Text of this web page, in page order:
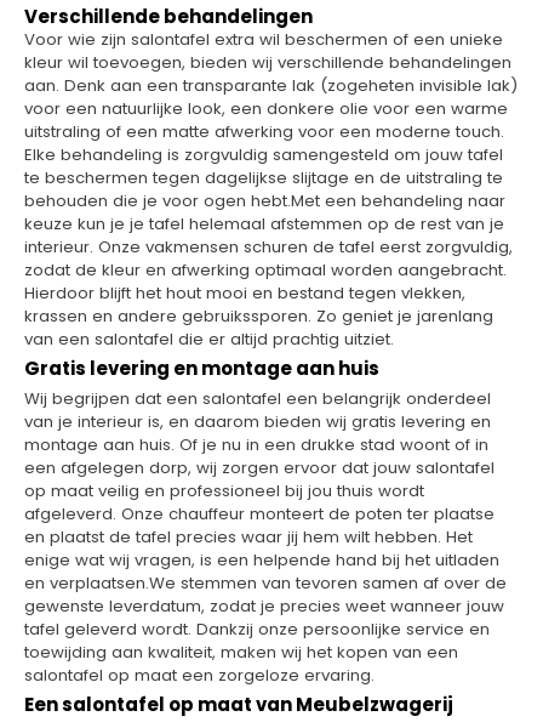
Verschillende behandelingen
Voor wie zijn salontafel extra wil beschermen of een unieke
kleur wil toevoegen, bieden wij verschillende behandelingen
aan. Denk aan een transparante lak (zogeheten invisible lak)
voor een natuurlijke look, een donkere olie voor een warme
uitstraling of een matte afwerking voor een moderne touch.
Elke behandeling is zorgvuldig samengesteld om jouw tafel
te beschermen tegen dagelijkse slijtage en de uitstraling te
behouden die je voor ogen hebt.Met een behandeling naar
keuze kun je je tafel helemaal afstemmen op de rest van je
interieur. Onze vakmensen schuren de tafel eerst zorgvuldig,
zodat de kleur en afwerking optimaal worden aangebracht.
Hierdoor blijft het hout mooi en bestand tegen vlekken,
krassen en andere gebruikssporen. Zo geniet je jarenlang
van een salontafel die er altijd prachtig uitziet.
Gratis levering en montage aan huis
Wij begrijpen dat een salontafel een belangrijk onderdeel
van je interieur is, en daarom bieden wij gratis levering en
montage aan huis. Of je nu in een drukke stad woont of in
een afgelegen dorp, wij zorgen ervoor dat jouw salontafel
op maat veilig en professioneel bij jou thuis wordt
afgeleverd. Onze chauffeur monteert de poten ter plaatse
en plaatst de tafel precies waar jij hem wilt hebben. Het
enige wat wij vragen, is een helpende hand bij het uitladen
en verplaatsen.We stemmen van tevoren samen af over de
gewenste leverdatum, zodat je precies weet wanneer jouw
tafel geleverd wordt. Dankzij onze persoonlijke service en
toewijding aan kwaliteit, maken wij het kopen van een
salontafel op maat een zorgeloze ervaring.
Een salontafel op maat van Meubelzwagerij